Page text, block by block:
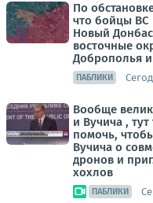
По
что бойцы ВС
Новый
восточные
Доброполья
ПАБЛИКИ
Вообще
и Вучича ,
помочь,
Вучича о
дронов и
хохлов
ПАБЛИКИ